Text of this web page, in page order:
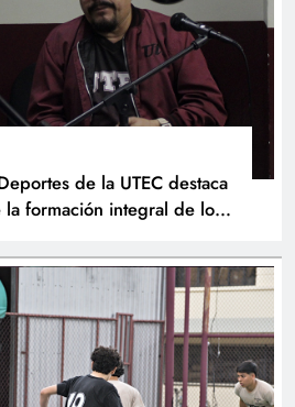
de la UTEC destaca
formación integral de los